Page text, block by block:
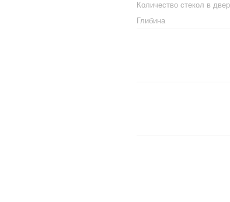
Количество стекол в
Глибина